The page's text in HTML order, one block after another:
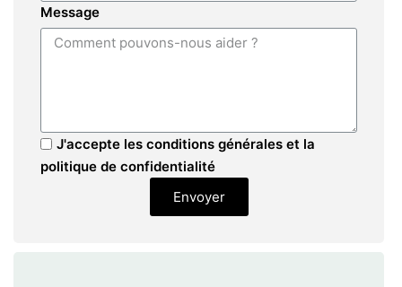
Message
J'accepte les conditions générales et la
politique de confidentialité
Envoyer